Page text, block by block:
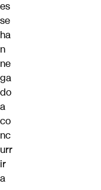
es
se
ha
n
ne
ga
do
a
co
nc
urr
ir
a